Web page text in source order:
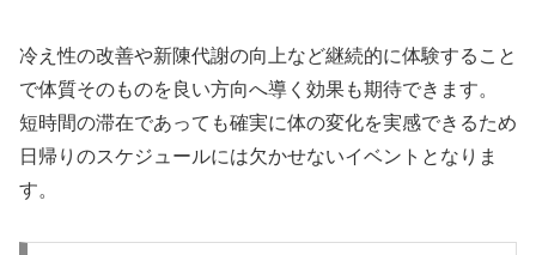
冷え性の改善や新陳代謝の向上など継続的に体験すること
で体質そのものを良い方向へ導く効果も期待できます。
短時間の滞在であっても確実に体の変化を実感できるため
日帰りのスケジュールには欠かせないイベントとなりま
す。